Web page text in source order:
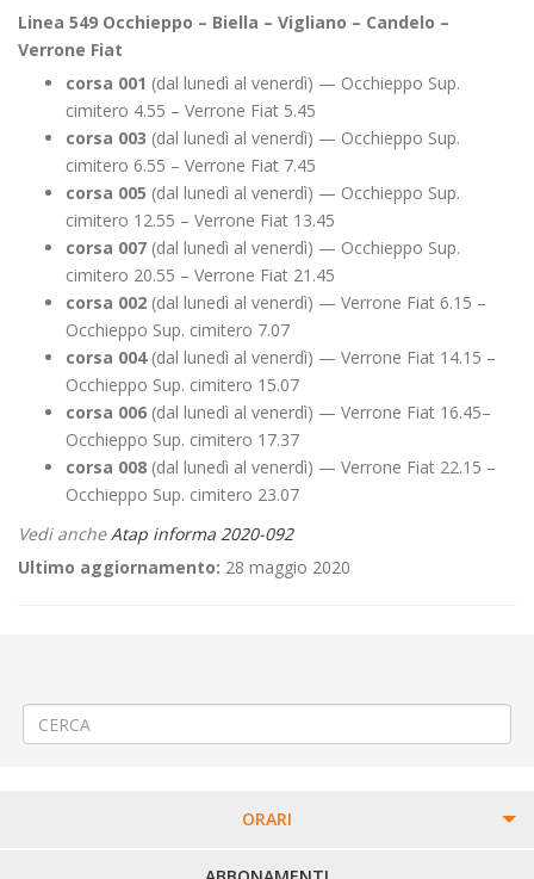
Linea 549 Occhieppo – Biella – Vigliano – Candelo –
Verrone Fiat
corsa 001 (dal lunedì al venerdì) — Occhieppo Sup.
cimitero 4.55 – Verrone Fiat 5.45
corsa 003 (dal lunedì al venerdì) — Occhieppo Sup.
cimitero 6.55 – Verrone Fiat 7.45
corsa 005 (dal lunedì al venerdì) — Occhieppo Sup.
cimitero 12.55 – Verrone Fiat 13.45
corsa 007 (dal lunedì al venerdì) — Occhieppo Sup.
cimitero 20.55 – Verrone Fiat 21.45
corsa 002 (dal lunedì al venerdì) — Verrone Fiat 6.15 –
Occhieppo Sup. cimitero 7.07
corsa 004 (dal lunedì al venerdì) — Verrone Fiat 14.15 –
Occhieppo Sup. cimitero 15.07
corsa 006 (dal lunedì al venerdì) — Verrone Fiat 16.45–
Occhieppo Sup. cimitero 17.37
corsa 008 (dal lunedì al venerdì) — Verrone Fiat 22.15 –
Occhieppo Sup. cimitero 23.07
Vedi ancheAtap informa 2020-092
Ultimo aggiornamento: 28 maggio 2020
ORARI